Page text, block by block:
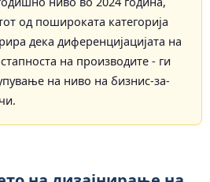
од пошироката категорија
дека диференцијацијата на
на производите - ги
на ниво на бизнис-за-